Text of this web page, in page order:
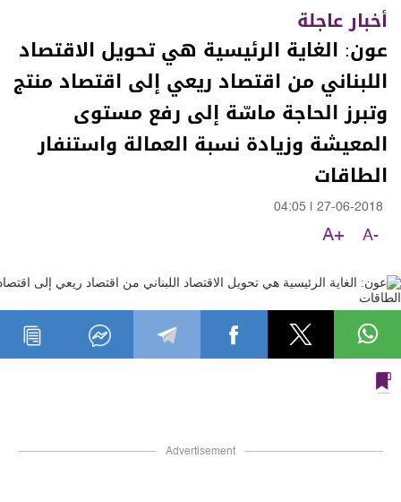
أخبار عاجلة
عون: الغاية الرئيسية هي تحويل الاقتصاد
اللبناني من اقتصاد ريعي إلى اقتصاد منتج
وتبرز الحاجة ماسّة إلى رفع مستوى
المعيشة وزيادة نسبة العمالة واستنفار
الطاقات
27-06-2018
04:05
A-
A+
Advertisement